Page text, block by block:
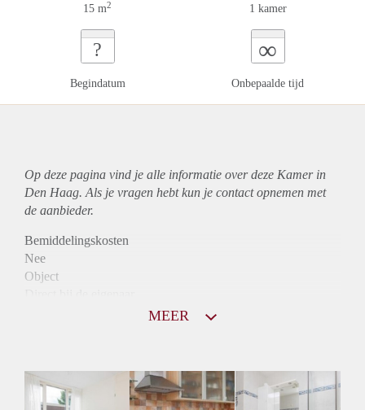
15 m2 1 kamer
?
Begindatum
∞
Onbepaalde tijd
Op deze pagina vind je alle informatie over deze Kamer in
Den Haag. Als je vragen hebt kun je contact opnemen met
de aanbieder.
Bemiddelingskosten
Nee
Object
Huurtoeslag
Niet mogelijk
MEER